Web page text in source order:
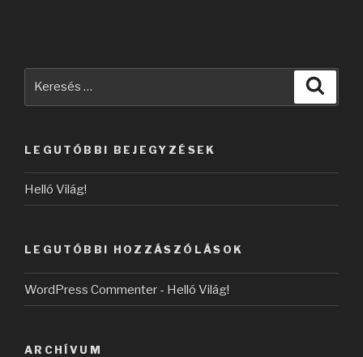
LEGUTÓBBI BEJEGYZÉSEK
Helló Világ!
LEGUTÓBBI HOZZÁSZÓLÁSOK
WordPress Commenter - Helló Világ!
ARCHÍVUM